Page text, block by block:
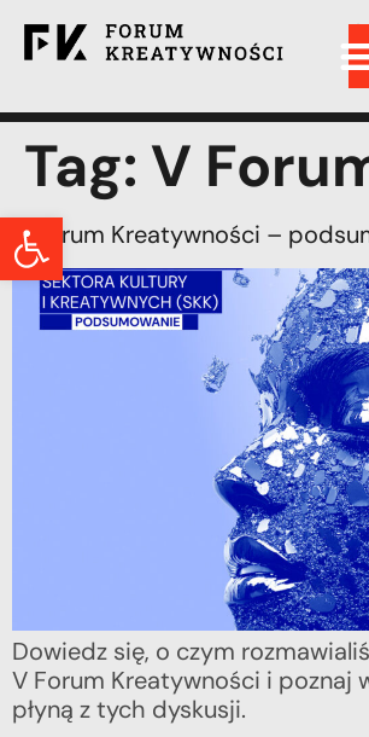
Otwórz pasek narzędzi
Tag: V
V Forum Kreatywności –
Dowiedz się, o czym
V Forum Kreatywności i poznaj
płyną z tych dyskusji.